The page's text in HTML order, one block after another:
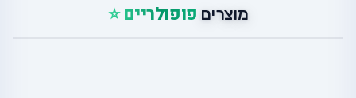
מוצרים פופולריים ⭐